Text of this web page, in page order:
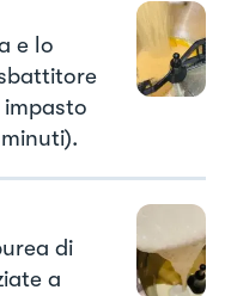
e lo
di
a